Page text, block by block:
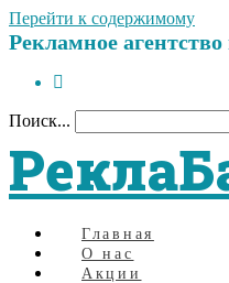
Перейти к содержимому
Рекламное
Поиск...
Главная
О нас
Акции